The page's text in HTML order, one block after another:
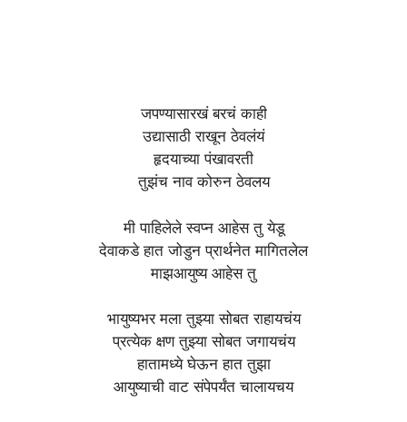
जपण्यासारखं बरचं काही
उद्यासाठी राखून ठेवलंयं
हृदयाच्या पंखावरती
तुझंच नाव कोरुन ठेवलय
मी पाहिलेले स्वप्न आहेस तु येडू
देवाकडे हात जोडुन प्रार्थनेत मागितलेल
माझआयुष्य आहेस तु
भायुष्यभर मला तुझ्या सोबत राहायचंय
प्रत्येक क्षण तुझ्या सोबत जगायचंय
हातामध्ये घेऊन हात तुझा
आयुष्याची वाट संपेपर्यंत चालायचय